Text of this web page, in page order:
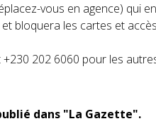
vous en agence) qui
bloquera les cartes et
202 6060 pour les
dans "La Gazette".